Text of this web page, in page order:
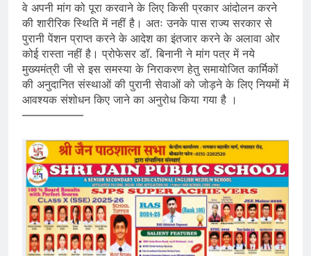
वे अपनी मांग को पूरा करवाने के लिए किसी प्रकार आंदोलन करने
की शारीरिक स्थिति में नहीं है। अतः उनके पास राज्य सरकार से
पुरानी पेंशन प्राप्त करने के आदेश का इंतजार करने के अलावा ओर
कोई रास्ता नहीं है। प्रोफेसर डॉ. बिनानी ने मांग पत्र में नये
मुख्यमंत्री जी से इस समस्या के निराकरण हेतु समायोजित कार्मिकों
की अनुदानित संस्थाओं की पुरानी सेवाओं को जोड़ने के लिए नियमों में
आवश्यक संशोधन किए जाने का अनुरोध किया गया है ।
—————–